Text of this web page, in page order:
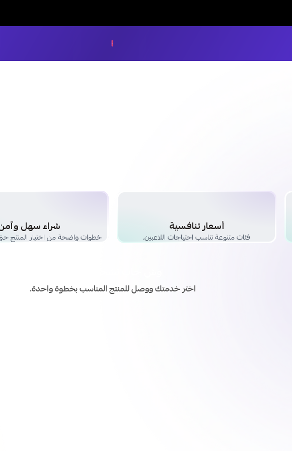
LUCK STORE
أسعار تنافسية
فئات متنوعة تناسب احتياجات اللاعبين.
شراء سهل
خطوات واضحة من اختيار المنتج
اختر خدمتك ووصل للمنتج المناسب بخطوة واحدة.